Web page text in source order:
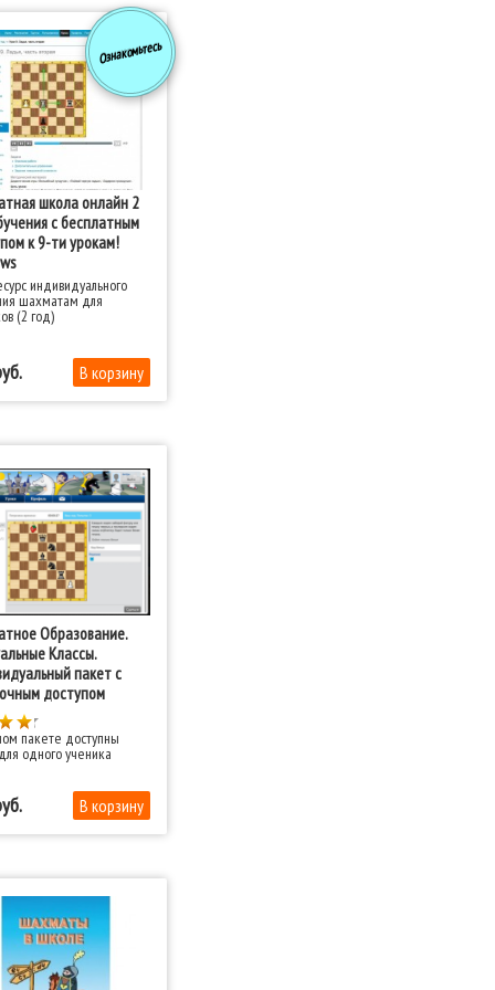
(тренера) и учеников.
Ознакомьтесь
школа онлайн 2
с бесплатным
к 9-ти урокам!
индивидуального
шахматам для
(2 год)
Образование.
Классы.
пакет с
доступом
пакете доступны
одного ученика